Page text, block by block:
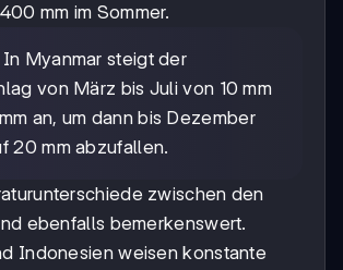
mm im Sommer.
In Myanmar steigt der
von März bis Juli von 10 mm
an, um dann bis Dezember
20 mm abzufallen.
zwischen den
ebenfalls bemerkenswert.
Indonesien weisen konstante